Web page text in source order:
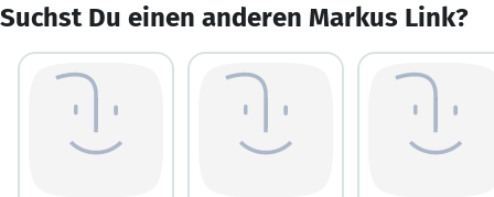
Suchst Du einen anderen Markus Link?